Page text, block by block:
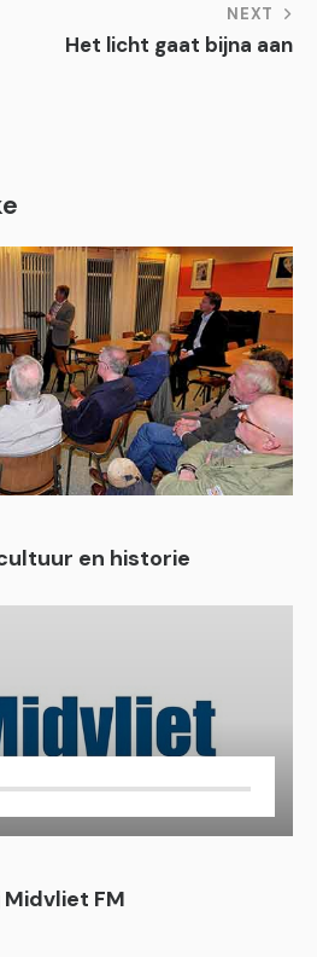
NEXT
Het licht gaat bijna aan
en historie
FM